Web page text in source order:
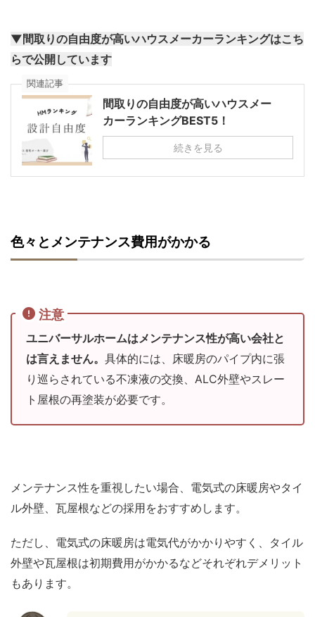
▼間取りの自由度が高いハウスメーカーランキングはこち
らで公開しています
関連記事
間取りの自由度が高いハウスメー
カーランキングBEST5！
続きを見る
色々とメンテナンス費用がかかる
注意
ユニバーサルホームはメンテナンス性が高い会社と
は言えません。 具体的には、床暖房のパイプ内に張
り巡らされている不凍液の交換、ALC外壁やスレー
ト屋根の再塗装が必要です。
メンテナンス性を重視したい場合、電気式の床暖房やタイ
ル外壁、瓦屋根などの採用をおすすめします。
ただし、電気式の床暖房は電気代がかかりやすく、タイル
外壁や瓦屋根は初期費用がかかるなどそれぞれデメリット
もあります。